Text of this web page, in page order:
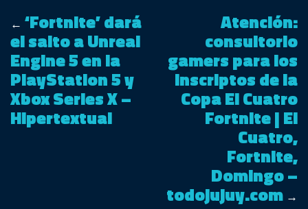
← ‘Fortnite’ dará
el salto a Unreal
Engine 5 en la
PlayStation 5 y
Xbox Series X –
Hipertextual
Atención:
consultorio
gamers para los
inscriptos de la
Copa El Cuatro
Fortnite | El
Cuatro,
Fortnite,
Domingo –
todojujuy.com →